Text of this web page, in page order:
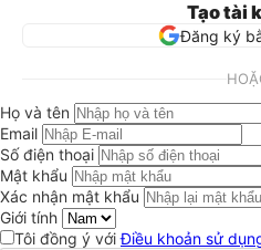
Tạo tài
Đăng ký
Họ và tên
Email
Số điện thoại
Mật khẩu
Xác nhận mật khẩu
Giới tính
Tôi đồng ý vớiĐiều khoản sử